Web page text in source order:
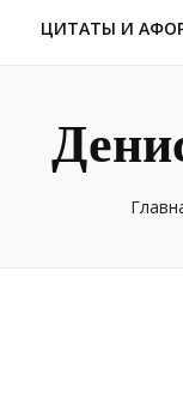
ЦИТАТЫ И